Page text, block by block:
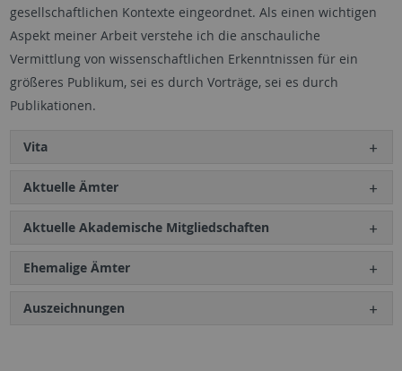
gesellschaftlichen Kontexte eingeordnet. Als einen wichtigen
Aspekt meiner Arbeit verstehe ich die anschauliche
Vermittlung von wissenschaftlichen Erkenntnissen für ein
größeres Publikum, sei es durch Vorträge, sei es durch
Publikationen.
Vita
Aktuelle Ämter
Aktuelle Akademische Mitgliedschaften
Ehemalige Ämter
Auszeichnungen